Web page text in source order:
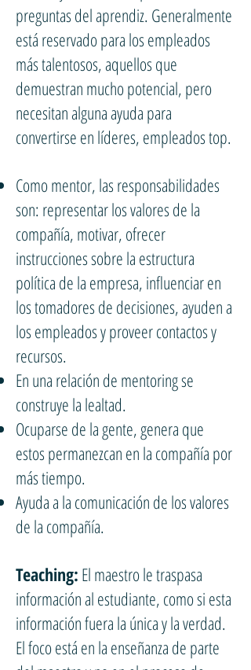
preguntas del aprendiz. Generalmente
está reservado para los empleados
más talentosos, aquellos que
demuestran mucho potencial, pero
necesitan alguna ayuda para
convertirse en líderes, empleados top.
Como mentor, las responsabilidades
son: representar los valores de la
compañía, motivar, ofrecer
instrucciones sobre la estructura
política de la empresa, influenciar en
los tomadores de decisiones, ayuden a
los empleados y proveer contactos y
recursos.
En una relación de mentoring se
construye la lealtad.
Ocuparse de la gente, genera que
estos permanezcan en la compañía por
más tiempo.
Ayuda a la comunicación de los valores
de la compañía.
Teaching: El maestro le traspasa
información al estudiante, como si esta
información fuera la única y la verdad.
El foco está en la enseñanza de parte